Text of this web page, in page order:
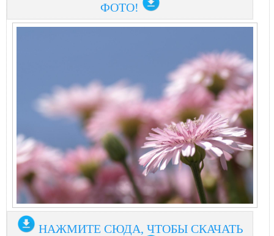
ФОТО!
НАЖМИТЕ СЮДА, ЧТОБЫ СКАЧАТЬ